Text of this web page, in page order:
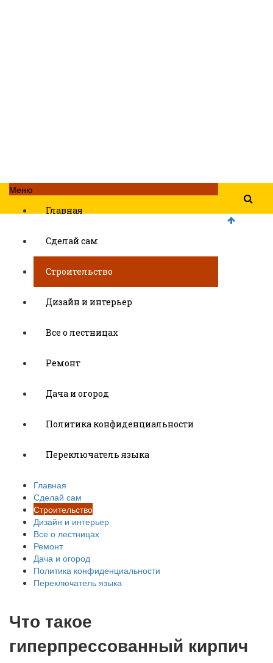
Меню
Главная
Сделай сам
Строительство
Дизайн и интерьер
Все о лестницах
Ремонт
Дача и огород
Политика конфиденциальности
Переключатель языка
Главная
Сделай сам
Строительство
Дизайн и интерьер
Все о лестницах
Ремонт
Дача и огород
Политика конфиденциальности
Переключатель языка
Что такое
гиперпрессованный кирпич